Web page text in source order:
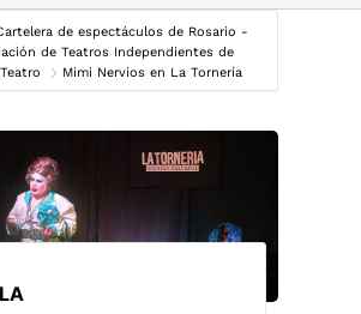
de espectáculos de Rosario -
de Teatros Independientes de
Teatro Mimi Nervios en La Tornería